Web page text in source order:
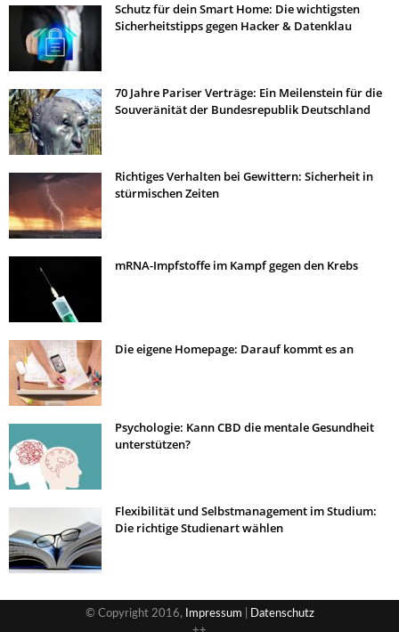
Schutz für dein Smart Home: Die wichtigsten
Sicherheitstipps gegen Hacker & Datenklau
70 Jahre Pariser Verträge: Ein Meilenstein für die
Souveränität der Bundesrepublik Deutschland
Richtiges Verhalten bei Gewittern: Sicherheit in
stürmischen Zeiten
mRNA-Impfstoffe im Kampf gegen den Krebs
Die eigene Homepage: Darauf kommt es an
Psychologie: Kann CBD die mentale Gesundheit
unterstützen?
Flexibilität und Selbstmanagement im Studium:
Die richtige Studienart wählen
© Copyright 2016, Impressum
Datenschutz